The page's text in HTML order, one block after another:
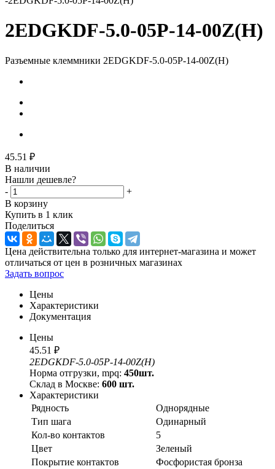
2EDGKDF-5.0-05P-14-00Z(H)
Разъемные клеммники 2EDGKDF-5.0-05P-14-00Z(H)
45.51 ₽
В наличии
Нашли дешевле?
-
+
В корзину
Купить в 1 клик
Поделиться
Цена действительна только для интернет-магазина и может
отличаться от цен в розничных магазинах
Задать вопрос
Цены
Характеристики
Документация
Цены
45.51 ₽
2EDGKDF-5.0-05P-14-00Z(H)
Норма отгрузки, mpq: 450шт.
Склад в Москве: 600 шт.
Характеристики
Рядность
Однорядные
Тип шага
Одинарный
Кол-во контактов
5
Цвет
Зеленый
Покрытие контактов
Фосфористая бронза